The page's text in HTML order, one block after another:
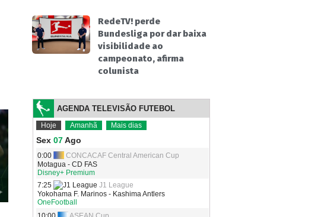
RedeTV! perde
Bundesliga por dar baixa
visibilidade ao
campeonato, afirma
colunista